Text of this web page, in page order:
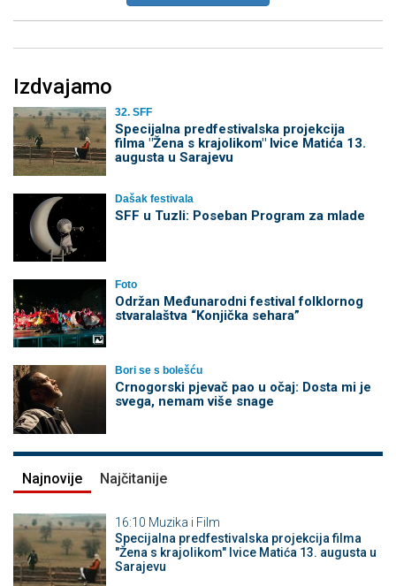
Izdvajamo
32. SFF
Specijalna predfestivalska projekcija
filma "Žena s krajolikom" Ivice Matića 13.
augusta u Sarajevu
Dašak festivala
SFF u Tuzli: Poseban Program za mlade
Foto
Održan Međunarodni festival folklornog
stvaralaštva “Konjička sehara”
Bori se s bolešću
Crnogorski pjevač pao u očaj: Dosta mi je
svega, nemam više snage
Najnovije Najčitanije
16:10 Muzika i Film
Specijalna predfestivalska projekcija filma
"Žena s krajolikom" Ivice Matića 13. augusta u
Sarajevu